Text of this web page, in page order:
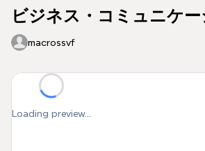
ビジネス・コミュニケー
macrossvf
Loading preview...